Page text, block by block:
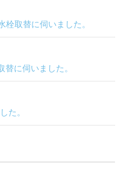
取替に伺いました。
に伺いました。
た。